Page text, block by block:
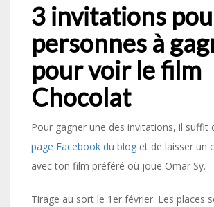
3 invitations
personnes à
pour voir le film
Chocolat
Pour gagner une des invitations, il suffit
page Facebook du blog et de laisser un
avec ton film préféré où joue Omar Sy.
Tirage au sort le 1er février. Les places